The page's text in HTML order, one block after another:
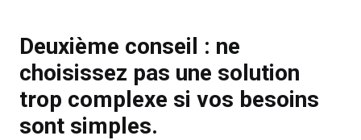
Deuxième conseil : ne
choisissez pas une solution
trop complexe si vos besoins
sont simples.